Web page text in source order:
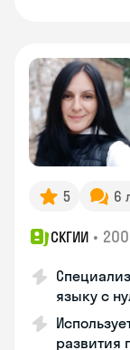
5 6
СКГИИ •
языку с
развития